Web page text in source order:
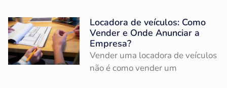
Locadora de veículos: Como
Vender e Onde Anunciar a
Empresa?
Vender uma locadora de veículos
não é como vender um